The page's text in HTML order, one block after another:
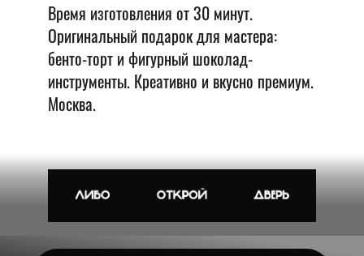
Время изготовления от 30 минут.
Оригинальный подарок для мастера:
бенто-торт и фигурный шоколад-
инструменты. Креативно и вкусно премиум.
Москва.